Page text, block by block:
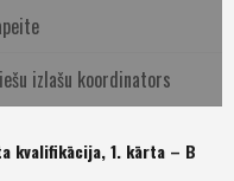
izlašu koordinators
kvalifikācija, 1. kārta – B